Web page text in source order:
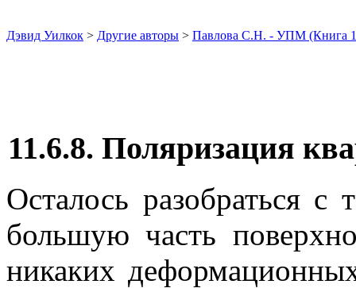
Дэвид Уилкок > Другие авторы > Павлова С.Н. - УПМ (Книга
11.6.8. Поляризация
Осталось разобраться с
большую часть
никаких